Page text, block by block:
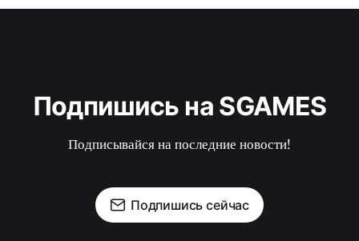
Подпишись на SGAMES
Подписывайся на последние новости!
Подпишись сейчас